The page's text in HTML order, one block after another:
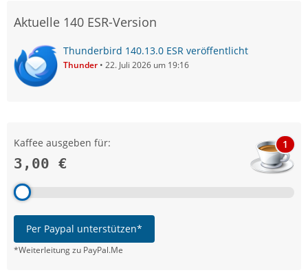
Aktuelle 140 ESR-Version
Thunderbird 140.13.0 ESR veröffentlicht
Thunder 22. Juli 2026 um 19:16
Kaffee ausgeben für:
3,00 €
1
Per Paypal unterstützen*
*Weiterleitung zu PayPal.Me